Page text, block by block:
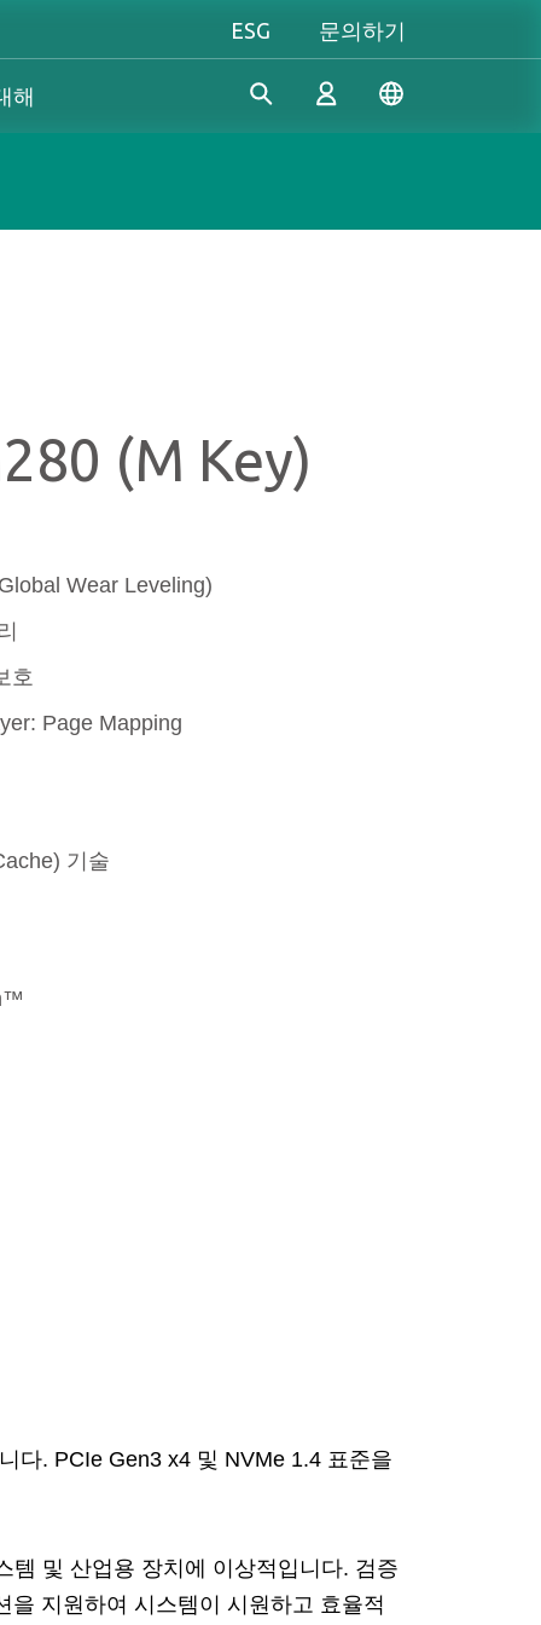
ESG 문의하기
개발하고 있습니다.
하여 소비자가 일상 생활에서
디지털 데이터를 쉽게 기록, 저
껏 펼쳐보세요!
해
(M Key)
Wear Leveling)
호
Page Mapping
기술
다. PCIe Gen3 x4 및 NVMe 1.4 표준을
템 및 산업용 장치에 이상적입니다. 검증
지원하여 시스템이 시원하고 효율적